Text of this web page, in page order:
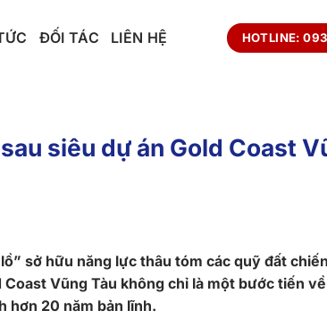
ĐỐI TÁC LIÊN HỆ HOTLINE:
siêu dự án Gold Coast
sở hữu năng lực thâu tóm các quỹ đất
Vũng Tàu không chỉ là một bước tiến
hơn 20 năm bản lĩnh.